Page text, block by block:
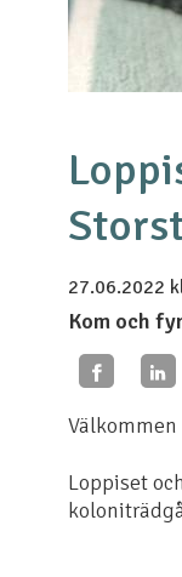
27.06.2022
Kom och
Loppiset